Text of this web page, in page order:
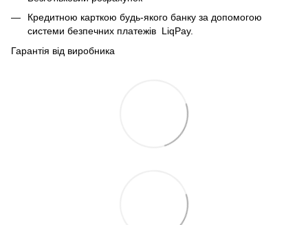
Кредитною карткою будь-якого банку за допомогою
системи безпечних платежів LiqPay.
Гарантія від виробника